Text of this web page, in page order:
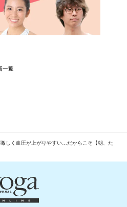
一覧
しく血圧が上がりやすい…だからこそ【朝、た